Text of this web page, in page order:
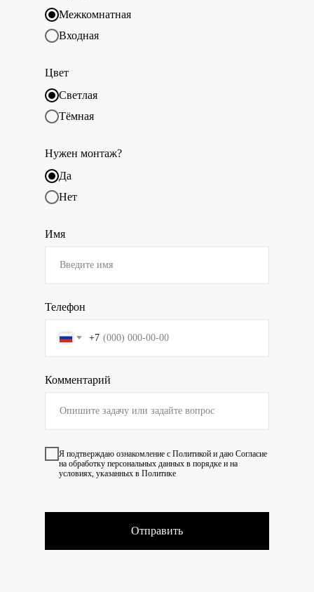
Межкомнатная
Входная
Цвет
Светлая
Тёмная
Нужен монтаж?
Да
Нет
Имя
Телефон
+7
Комментарий
Я подтверждаю ознакомление с Политикой и даю Согласие
на обработку персональных данных в порядке и на
условиях, указанных в Политике
Отправить